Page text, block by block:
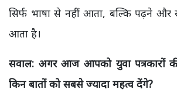
सिर्फ भाषा से नहीं आता, बल्कि पढ़ने
आता है।
सवाल: अगर आज आपको युवा पत्रकारों
किन बातों को सबसे ज्यादा महत्व देंगे?